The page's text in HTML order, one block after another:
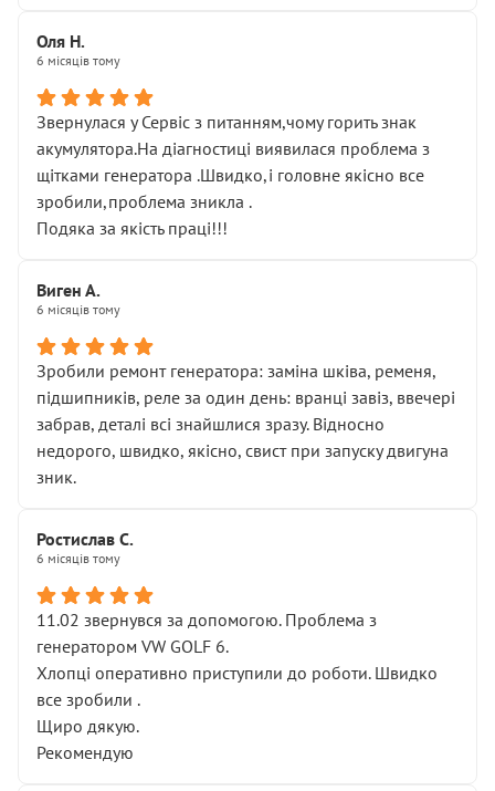
Оля Н.
6 місяців тому
Звернулася у Сервіс з питанням,чому горить знак
акумулятора.На діагностиці виявилася проблема з
щітками генератора .Швидко,і головне якісно все
зробили,проблема зникла .
Подяка за якість праці!!!
Виген А.
6 місяців тому
Зробили ремонт генератора: заміна шківа, ременя,
підшипників, реле за один день: вранці завіз, ввечері
забрав, деталі всі знайшлися зразу. Відносно
недорого, швидко, якісно, свист при запуску двигуна
зник.
Ростислав С.
6 місяців тому
11.02 звернувся за допомогою. Проблема з
генератором VW GOLF 6.
Хлопці оперативно приступили до роботи. Швидко
все зробили .
Щиро дякую.
Рекомендую